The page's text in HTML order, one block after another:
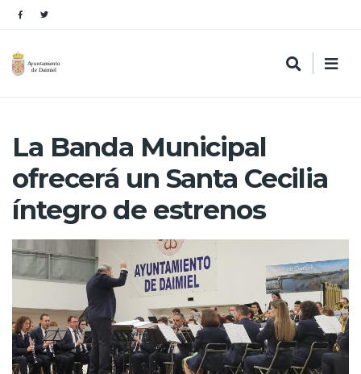
La Banda Municipal
ofrecerá un Santa Cecilia
íntegro de estrenos